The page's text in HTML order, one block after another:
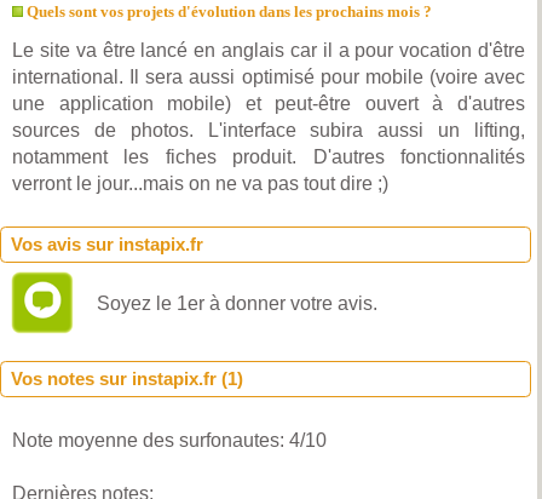
Quels sont vos projets d'évolution dans les prochains mois ?
Le site va être lancé en anglais car il a pour vocation d'être
international. Il sera aussi optimisé pour mobile (voire avec
une application mobile) et peut-être ouvert à d'autres
sources de photos. L'interface subira aussi un lifting,
notamment les fiches produit. D'autres fonctionnalités
verront le jour...mais on ne va pas tout dire ;)
Vos avis sur instapix.fr
Soyez le 1er à donner votre avis.
Vos notes sur instapix.fr (1)
Note moyenne des surfonautes: 4/10
Dernières notes: